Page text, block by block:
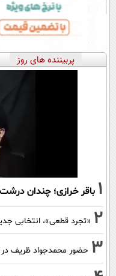
پربیننده های روز
1 باقر خرازی؛ چندان
2 «تجرد قطعی»، انتخابی
3 حضور محمدجواد ظریف در